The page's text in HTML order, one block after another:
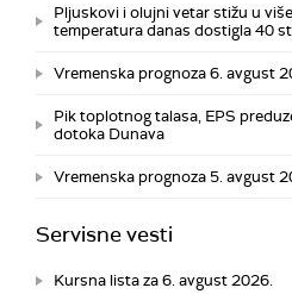
Pljuskovi i olujni vetar stižu u
temperatura danas dostigla 40
Vremenska prognoza 6. avgust
Pik toplotnog talasa, EPS
dotoka Dunava
Vremenska prognoza 5. avgust
Servisne vesti
Kursna lista za 6. avgust 2026.